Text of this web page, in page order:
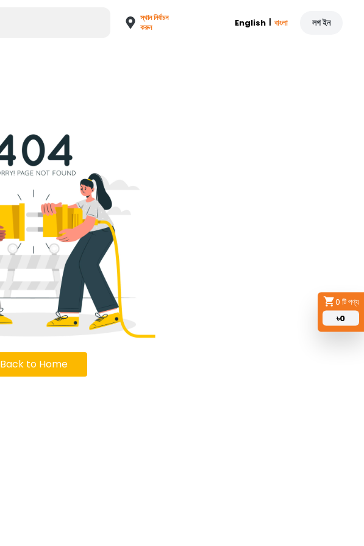
0 টি পণ্য
৳0
স্থান নির্বাচন
করুন
English | বাংলা লগ ইন
Back to Home